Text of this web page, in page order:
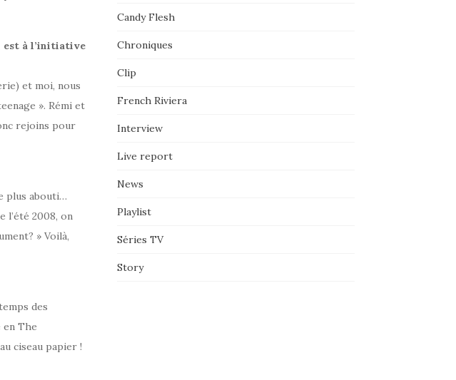
est à l’initiative
et moi, nous
». Rémi et
rejoins pour
plus abouti…
l’été 2008, on
» Voilà,
des
en The
ciseau papier !
Candy Flesh
Chroniques
Clip
French Riviera
Interview
Live report
News
Playlist
Séries TV
Story